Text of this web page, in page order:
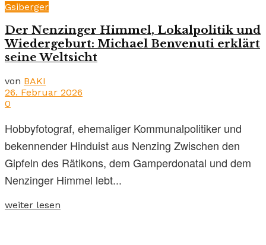
Gsiberger
Der Nenzinger Himmel, Lokalpolitik und
Wiedergeburt: Michael Benvenuti erklärt
seine Weltsicht
von BAKI
26. Februar 2026
0
Hobbyfotograf, ehemaliger Kommunalpolitiker und
bekennender Hinduist aus Nenzing Zwischen den
Gipfeln des Rätikons, dem Gamperdonatal und dem
Nenzinger Himmel lebt...
weiter lesen